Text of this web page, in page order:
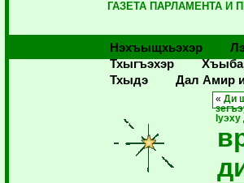
ГАЗЕТА ПАРЛАМЕНТА И
Нэхъыщхьэхэр
Тхыгъэхэр
Тхыдэ
Дал Амир
«Ди